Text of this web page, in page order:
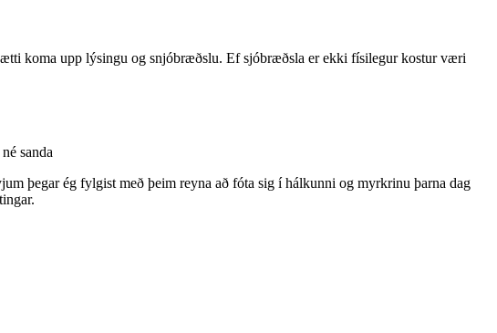
koma upp lýsingu og snjóbræðslu. Ef sjóbræðsla er ekki físilegur kostur væri
sanda
þegar ég fylgist með þeim reyna að fóta sig í hálkunni og myrkrinu þarna dag